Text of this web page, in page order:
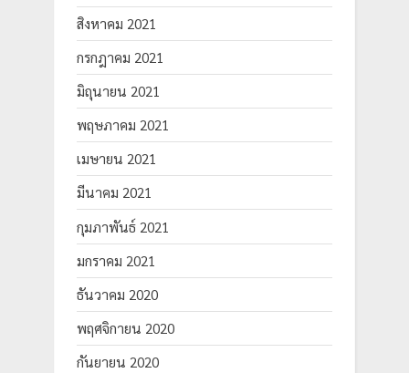
สิงหาคม 2021
กรกฎาคม 2021
มิถุนายน 2021
พฤษภาคม 2021
เมษายน 2021
มีนาคม 2021
กุมภาพันธ์ 2021
มกราคม 2021
ธันวาคม 2020
พฤศจิกายน 2020
กันยายน 2020